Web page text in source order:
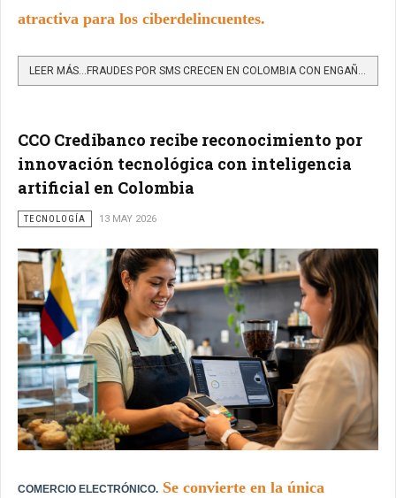
atractiva para los ciberdelincuentes.
CCO Credibanco recibe reconocimiento por
innovación tecnológica con inteligencia
artificial en Colombia
TECNOLOGÍA 13 MAY 2026
COMERCIO ELECTRÓNICO. Se convierte en la única